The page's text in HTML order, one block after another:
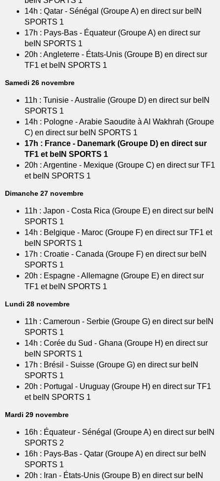
14h : Qatar - Sénégal (Groupe A) en direct sur beIN
SPORTS 1
17h : Pays-Bas - Équateur (Groupe A) en direct sur
beIN SPORTS 1
20h : Angleterre - États-Unis (Groupe B) en direct sur
TF1 et beIN SPORTS 1
Samedi 26 novembre
11h : Tunisie - Australie (Groupe D) en direct sur beIN
SPORTS 1
14h : Pologne - Arabie Saoudite à Al Wakhrah (Groupe
C) en direct sur beIN SPORTS 1
17h : France - Danemark (Groupe D) en direct sur
TF1 et beIN SPORTS 1
20h : Argentine - Mexique (Groupe C) en direct sur TF1
et beIN SPORTS 1
Dimanche 27 novembre
11h : Japon - Costa Rica (Groupe E) en direct sur beIN
SPORTS 1
14h : Belgique - Maroc (Groupe F) en direct sur TF1 et
beIN SPORTS 1
17h : Croatie - Canada (Groupe F) en direct sur beIN
SPORTS 1
20h : Espagne - Allemagne (Groupe E) en direct sur
TF1 et beIN SPORTS 1
Lundi 28 novembre
11h : Cameroun - Serbie (Groupe G) en direct sur beIN
SPORTS 1
14h : Corée du Sud - Ghana (Groupe H) en direct sur
beIN SPORTS 1
17h : Brésil - Suisse (Groupe G) en direct sur beIN
SPORTS 1
20h : Portugal - Uruguay (Groupe H) en direct sur TF1
et beIN SPORTS 1
Mardi 29 novembre
16h : Équateur - Sénégal (Groupe A) en direct sur beIN
SPORTS 2
16h : Pays-Bas - Qatar (Groupe A) en direct sur beIN
SPORTS 1
20h : Iran - États-Unis (Groupe B) en direct sur beIN